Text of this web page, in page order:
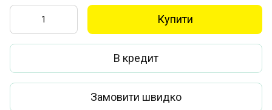
Купити
В кредит
Замовити швидко